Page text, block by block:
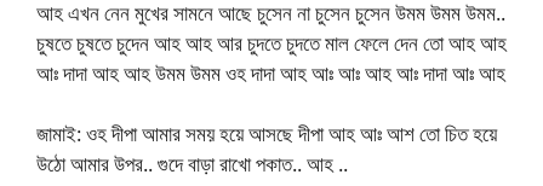
আহ এখন নেন মুখের সামনে আছে চুসেন না চুসেন চুসেন উমম উমম উমম..
চুষতে চুষতে চুদেন আহ আহ আর চুদতে চুদতে মাল ফেলে দেন তো আহ আহ
আঃ দাদা আহ আহ উমম উমম ওহ দাদা আহ আঃ আঃ আহ আঃ দাদা আঃ আহ
জামাই: ওহ দীপা আমার সময় হয়ে আসছে দীপা আহ আঃ আশ তো চিত হয়ে
উঠো আমার উপর.. গুদে বাড়া রাখো পকাত.. আহ ..